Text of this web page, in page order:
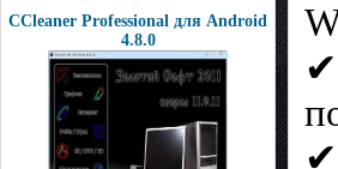
CCleaner Professional для Android
4.8.0
✔
✔